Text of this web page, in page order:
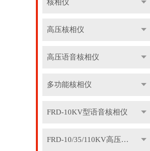
核相仪
高压核相仪
高压语音核相仪
多功能核相仪
FRD-10KV型语音核相仪
FRD-10/35/110KV高压语音核相器